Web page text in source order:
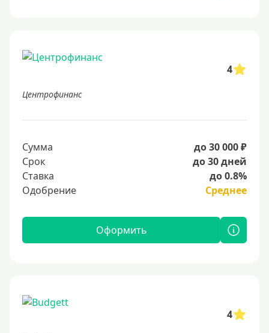
4
Центрофинанс
Сумма
до 30 000 ₽
Срок
до 30 дней
Ставка
до 0.8%
Одобрение
Среднее
Оформить
4